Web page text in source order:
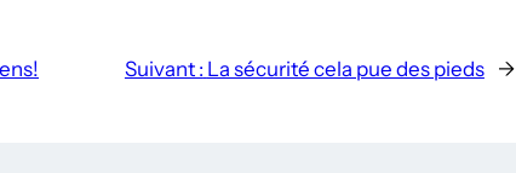
Suivant : La sécurité cela pue des pieds →